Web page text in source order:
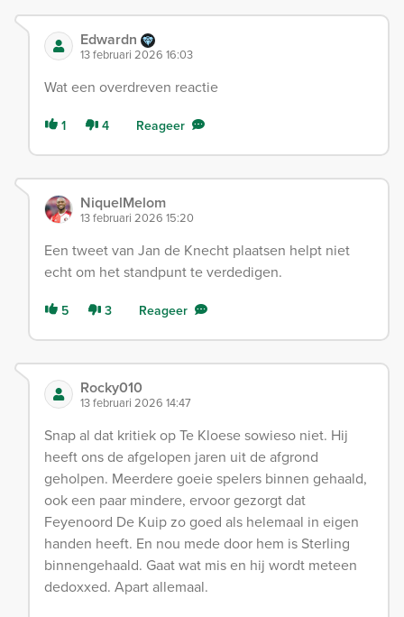
Edwardn
13 februari 2026 16:03
Wat een overdreven reactie
1 4 Reageer
NiquelMelom
13 februari 2026 15:20
Een tweet van Jan de Knecht plaatsen helpt niet
echt om het standpunt te verdedigen.
5 3 Reageer
Rocky010
13 februari 2026 14:47
Snap al dat kritiek op Te Kloese sowieso niet. Hij
heeft ons de afgelopen jaren uit de afgrond
geholpen. Meerdere goeie spelers binnen gehaald,
ook een paar mindere, ervoor gezorgt dat
Feyenoord De Kuip zo goed als helemaal in eigen
handen heeft. En nou mede door hem is Sterling
binnengehaald. Gaat wat mis en hij wordt meteen
dedoxxed. Apart allemaal.